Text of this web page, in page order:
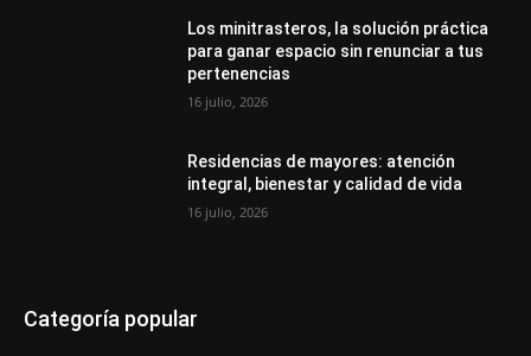
Los minitrasteros, la solución práctica
para ganar espacio sin renunciar a tus
pertenencias
16 julio, 2026
Residencias de mayores: atención
integral, bienestar y calidad de vida
16 julio, 2026
Categoría popular